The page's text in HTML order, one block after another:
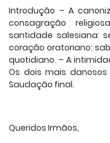
Introdução – A
consagração
santidade salesiana:
coração oratoriano:
quotidiano. – A
Os dois mais
Saudação final.
Queridos Irmãos,